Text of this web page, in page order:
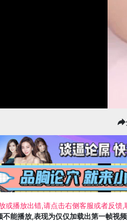
或播放出错,请点击右侧客服或者反馈,
不能播放,表现为仅仅加载出第一帧视